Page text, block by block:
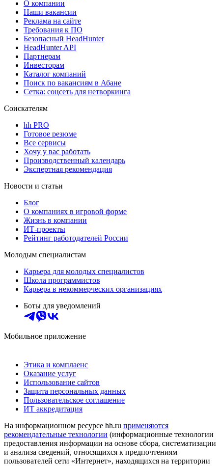
О компании
Наши вакансии
Реклама на сайте
Требования к ПО
Безопасный HeadHunter
HeadHunter API
Партнерам
Инвесторам
Каталог компаний
Поиск по вакансиям в Абане
Сетка: соцсеть для нетворкинга
Соискателям
hh PRO
Готовое резюме
Все сервисы
Хочу у вас работать
Производственный календарь
Экспертная рекомендация
Новости и статьи
Блог
О компаниях в игровой форме
Жизнь в компании
ИТ-проекты
Рейтинг работодателей России
Молодым специалистам
Карьера для молодых специалистов
Школа программистов
Карьера в некоммерческих организациях
Боты для уведомлений
Мобильное приложение
Этика и комплаенс
Оказание услуг
Использование сайтов
Защита персональных данных
Пользовательское соглашение
ИТ аккредитация
На информационном ресурсе hh.ru применяются
рекомендательные технологии (информационные технологии
предоставления информации на основе сбора, систематизации
и анализа сведений, относящихся к предпочтениям
пользователей сети «Интернет», находящихся на территории